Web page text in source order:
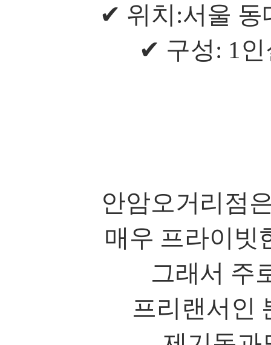
✔ 위치 :서울 동
✔ 구성: 1
안암오거리점
매우 프라이빗
그래서 주
프리랜서인